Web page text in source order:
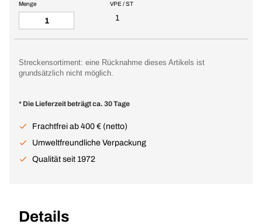
VPE / ST
1
Menge
Streckensortiment: eine Rücknahme dieses Artikels ist
grundsätzlich nicht möglich.
* Die Lieferzeit beträgt ca. 30 Tage
Frachtfrei ab 400 € (netto)
Umweltfreundliche Verpackung
Qualität seit 1972
Details